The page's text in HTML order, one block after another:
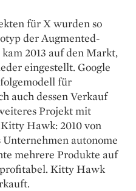
für X wurden so
der Augmented-
2013 auf den Markt,
eingestellt. Google
für
auch dessen Verkauf
Projekt mit
Hawk: 2010 von
autonome
mehrere Produkte auf
Kitty Hawk